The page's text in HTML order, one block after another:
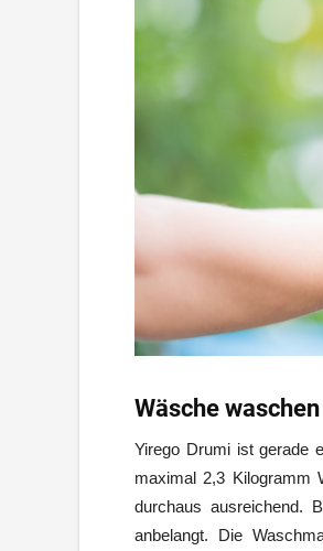
Wäsche
Yirego Drumi ist gerade
maximal 2,3 Kilogramm
durchaus ausreichend.
anbelangt. Die